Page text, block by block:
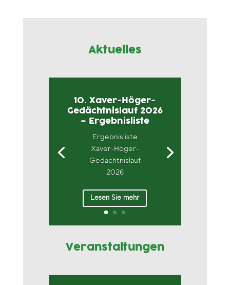
Aktuelles
10. Xaver-Höger-
Gedächtnislauf 2026
– Ergebnisliste
Ergebnisliste
Xaver-Höger-
Gedächtnislauf
2026
Lesen Sie mehr
Veranstaltungen